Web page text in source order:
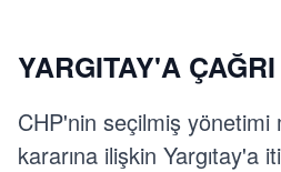
YARGITAY'A ÇAĞRI
CHP'nin seçilmiş yönetimi
kararına ilişkin Yargıtay'a